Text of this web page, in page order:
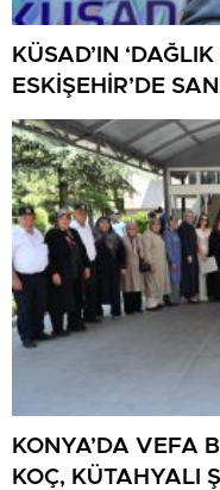
KÜSAD’IN ‘DAĞLIK
ESKİŞEHİR’DE
BULUŞUYOR
KONYA’DA VEFA
KOÇ, KÜTAHYALI